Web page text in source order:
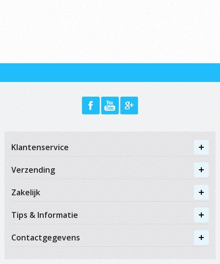
Klantenservice
Verzending
Zakelijk
Tips & Informatie
Contactgegevens